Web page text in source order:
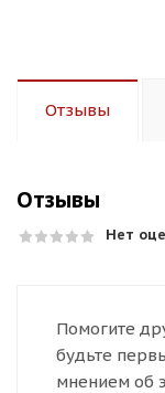
Отзывы
Отзывы
Нет
Помогите
будьте
мнением об